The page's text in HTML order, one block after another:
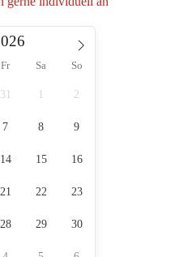
Fr Sa So
31 2
7 8 9
14 15 16
21 22 23
28 29 30